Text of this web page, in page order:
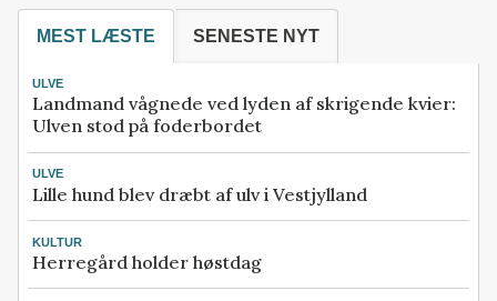
MEST LÆSTE SENESTE NYT
ULVE
Landmand vågnede ved lyden af skrigende kvier:
Ulven stod på foderbordet
ULVE
Lille hund blev dræbt af ulv i Vestjylland
KULTUR
Herregård holder høstdag